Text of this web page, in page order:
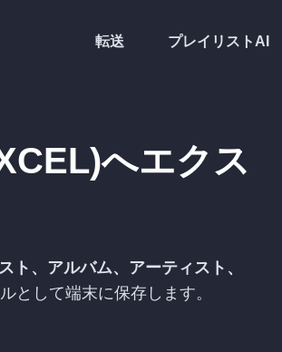
転送 プレイリストAI
へエクス
ト、アルバム、アーティスト、
として端末に保存します。